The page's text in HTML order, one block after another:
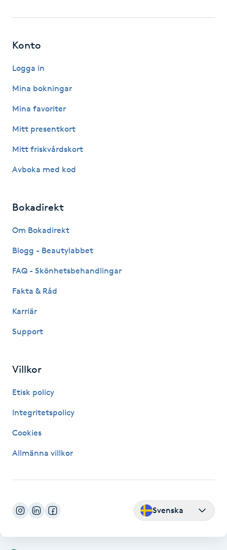
Hälsprickor
IPL
IPL hårborttagning
Katun fransar
Keratinbehandling
Kinesiologi
Kinesisk medicin
Kiropraktik
Klippning
Klippning & Slingor
Klippning ungdom
Koppningsmassage
Konto
Logga in
Mina bokningar
Mina favoriter
Mitt presentkort
Mitt friskvårdskort
Avboka med kod
Bokadirekt
Om Bokadirekt
Blogg - Beautylabbet
FAQ - Skönhetsbehandlingar
Fakta & Råd
Karriär
Support
Villkor
Etisk policy
Integritetspolicy
Cookies
Allmänna villkor
Svenska